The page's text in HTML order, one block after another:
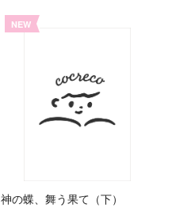
NEW
神の蝶、舞う果て（下）